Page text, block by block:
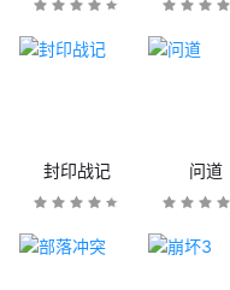
封印战记 问道